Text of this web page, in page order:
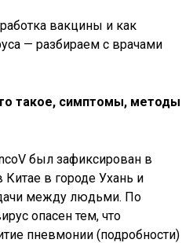
вакцины и как
— разбираем с врачами
такое, симптомы, методы
был зафиксирован в
в городе Ухань и
между людьми. По
опасен тем, что
пневмонии (подробности)